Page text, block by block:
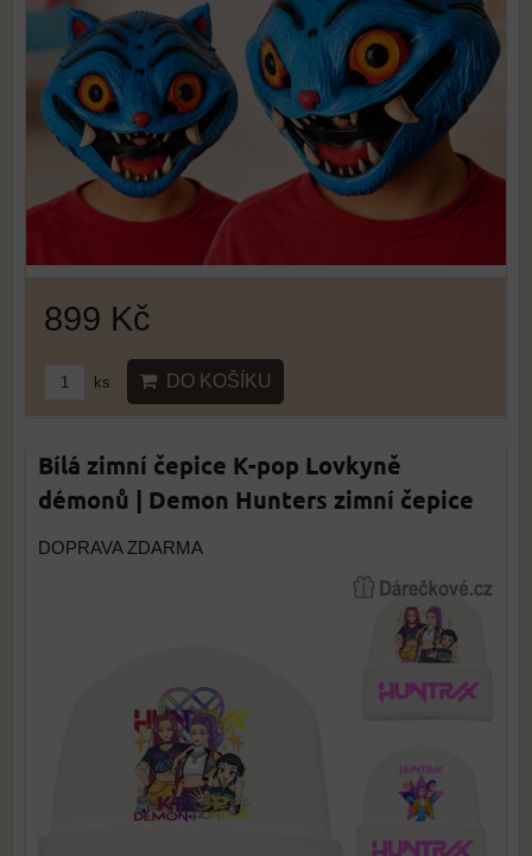
899 Kč
ks DO KOŠÍKU
Bílá zimní čepice K-pop Lovkyně
démonů | Demon Hunters zimní čepice
DOPRAVA ZDARMA